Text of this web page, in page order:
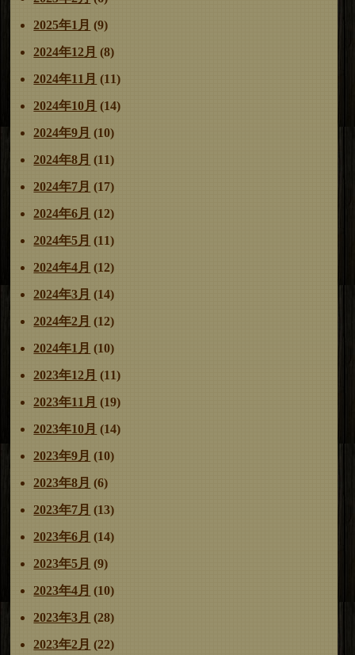
2025年1月 (9)
2024年12月 (8)
2024年11月 (11)
2024年10月 (14)
2024年9月 (10)
2024年8月 (11)
2024年7月 (17)
2024年6月 (12)
2024年5月 (11)
2024年4月 (12)
2024年3月 (14)
2024年2月 (12)
2024年1月 (10)
2023年12月 (11)
2023年11月 (19)
2023年10月 (14)
2023年9月 (10)
2023年8月 (6)
2023年7月 (13)
2023年6月 (14)
2023年5月 (9)
2023年4月 (10)
2023年3月 (28)
2023年2月 (22)